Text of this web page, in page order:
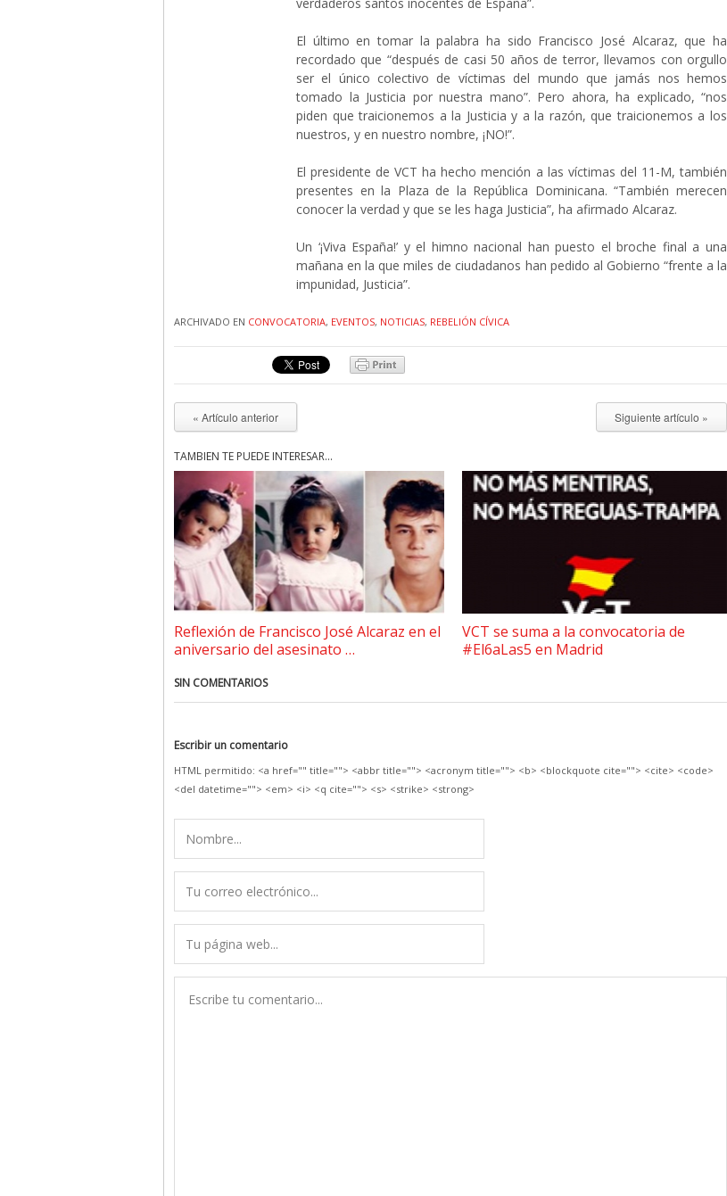
El último en tomar la palabra ha sido Francisco José Alcaraz, que ha
recordado que “después de casi 50 años de terror, llevamos con orgullo
ser el único colectivo de víctimas del mundo que jamás nos hemos
tomado la Justicia por nuestra mano”. Pero ahora, ha explicado, “nos
piden que traicionemos a la Justicia y a la razón, que traicionemos a los
nuestros, y en nuestro nombre, ¡NO!”.
El presidente de VCT ha hecho mención a las víctimas del 11-M, también
presentes en la Plaza de la República Dominicana. “También merecen
conocer la verdad y que se les haga Justicia”, ha afirmado Alcaraz.
Un ‘¡Viva España!’ y el himno nacional han puesto el broche final a una
mañana en la que miles de ciudadanos han pedido al Gobierno “frente a la
impunidad, Justicia”.
ARCHIVADO EN CONVOCATORIA, EVENTOS, NOTICIAS, REBELIÓN CÍVICA
« Artículo anterior Siguiente artículo »
TAMBIÉN TE PUEDE INTERESAR...
Reflexión de Francisco José Alcaraz en el
aniversario del asesinato …
VCT se suma a la convocatoria de
#El6aLas5 en Madrid
SIN COMENTARIOS
Escribir un comentario
HTML permitido: <a href="" title=""> <abbr title=""> <acronym title=""> <b> <blockquote cite=""> <cite> <code>
<del datetime=""> <em> <i> <q cite=""> <s> <strike> <strong>